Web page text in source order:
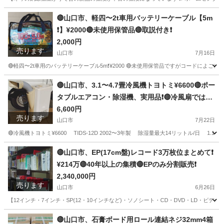
山口 山口市 生活家電 延長コード
売ります
🔴山口市、軽四〜2t車用バッテリーケーブル【5m
❗】¥2000🔴未使用保管品🔴取説付き❗
2,000円
山口市 7月16日
🔴軽四〜2t車用のバッテリーケーブル5m❗¥2000 🔴未使用保管品ですがコードによ
山口 山口市 セキュリティ用品 2t車
売ります
🔴山口市、3.1〜4.7畳冷風機トヨトミ¥6600🔴ポー
タブルエアコン・除湿機、実用品❗🔴冷風扇ではあ
りません
6,600円
山口市 7月22日
🔴冷風機トヨトミ¥6600 TIDS-12D 2002〜3年製 除湿量最大14リットル/日
山口 山口市 季節、空調家電 冷風機
売ります
🔴山口市、EP(17cm盤)レコード3万枚位まとめて❗
¥214万🔴40年以上の集積🔴EPのみ分割販売❗
2,340,000円
山口市 6月26日
【12インチ・7インチ・SP(12・10インチなど)・ソノシート・CD・DVD・LD・ビデ
山口 山口市 その他 レコード
🔴山口市、石膏ボード用ロール連結ネジ32mm4箱